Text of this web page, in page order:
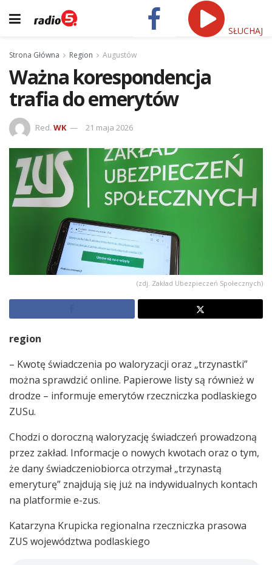
SŁUCHAJ
Strona Główna Region Augustów
Ważna korespondencja
trafia do emerytów
Red. WK 21 maja 2026
(zdj. Zakład Ubezpieczeń Społecznych)
region
– Kwotę świadczenia po waloryzacji oraz „trzynastki”
można sprawdzić online. Papierowe listy są również w
drodze – informuje emerytów rzeczniczka podlaskiego
ZUSu.
Chodzi o doroczną waloryzację świadczeń prowadzoną
przez zakład. Informacje o nowych kwotach oraz o tym,
że dany świadczeniobiorca otrzymał „trzynastą
emeryturę” znajdują się już na indywidualnych kontach
na platformie e-zus.
Katarzyna Krupicka regionalna rzeczniczka prasowa
ZUS województwa podlaskiego